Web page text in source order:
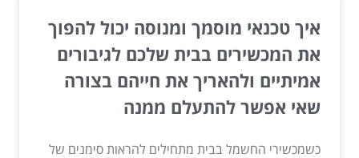
איך טכנאי מוסמך ומנוסה יכול להפוך
את המכשירים בבית שלכם לגיבורים
אמיתיים ולהאריך את חייהם בצורה
שאי אפשר להתעלם ממנה
כשמכשירי החשמל בבית מתחילים להראות סימנים של